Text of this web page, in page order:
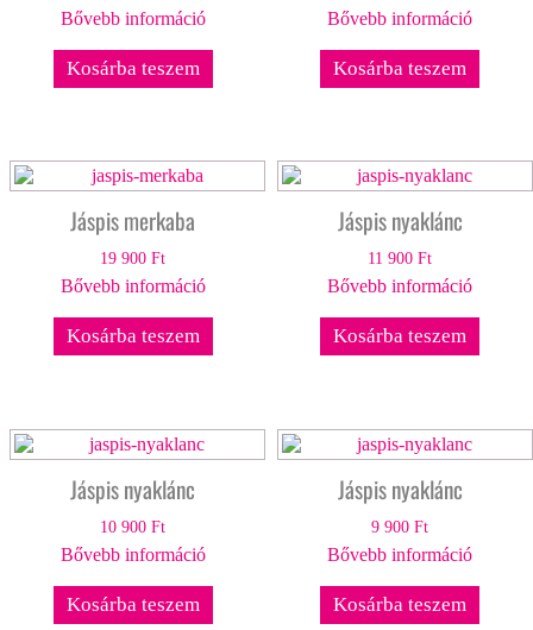
Bővebb információ
Kosárba teszem
Bővebb információ
Kosárba teszem
Jáspis merkaba
19 900Ft
Bővebb információ
Kosárba teszem
Jáspis nyaklánc
11 900Ft
Bővebb információ
Kosárba teszem
Jáspis nyaklánc
10 900Ft
Bővebb információ
Kosárba teszem
Jáspis nyaklánc
9 900Ft
Bővebb információ
Kosárba teszem